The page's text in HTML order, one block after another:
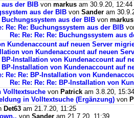
der BIB von markus am 30.9.20, 12:44
aus der BIB von Sander am
Buchungssystem aus der BIB von markus
Re: Re: Buchungssystem aus der BIB
Re: Re: Re: Re: Buchungssystem aus
Kundenaccount auf neuen Server
von Kundenaccount auf neuen
BP-Installation von Kundenaccount auf
BP-Installation von Kundenaccount auf
Re: Re: BP-Installation von
Re: Re: Re: Re: BP-Installation von
Volltextsuche von Patrick am 3.8.20, 15:34
in Volltextsuche (Ergänzung) von
Det63 am 21.7.20, 11:25
von Sander am 21.7.20, 11:39